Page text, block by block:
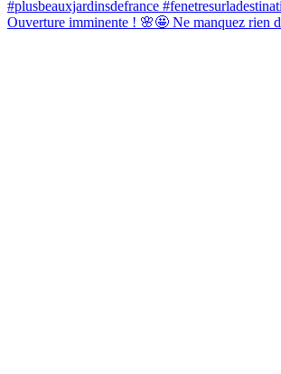
Ouverture imminente ! 🌸🤩 Ne manquez rien